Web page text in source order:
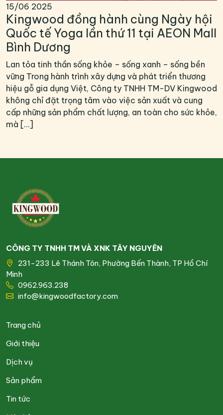
15/06 2025
Kingwood đồng hành cùng Ngày hội
Quốc tế Yoga lần thứ 11 tại AEON Mall
Bình Dương
Lan tỏa tinh thần sống khỏe – sống xanh – sống bền
vững Trong hành trình xây dựng và phát triển thương
hiệu gỗ gia dụng Việt, Công ty TNHH TM-DV Kingwood
không chỉ đặt trọng tâm vào việc sản xuất và cung
cấp những sản phẩm chất lượng, an toàn cho sức khỏe,
mà […]
CÔNG TY TNHH TM VÀ XNK TÂY NGUYÊN
231-233 Lê Thánh Tôn, Phường Bến Thành, TP Hồ Chí
Minh
0962.963.238
info@kingwoodfactory.com
Trang chủ
Giới thiệu
Dịch vụ
Sản phẩm
Tin tức